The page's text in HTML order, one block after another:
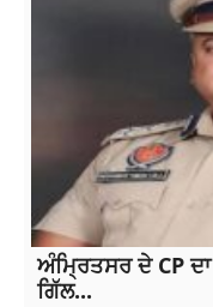
ਅੰਮ੍ਰਿਤਸਰ ਦੇ CP
ਗਿੱਲ...